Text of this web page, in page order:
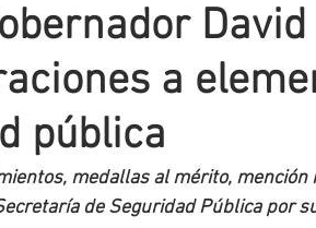
a
pública
medallas al mérito,
de Seguridad Pública por